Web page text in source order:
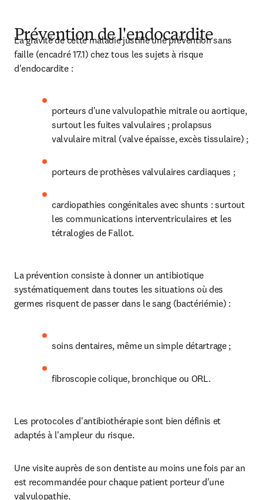
Prévention de l'endocardite
La gravité de cette maladie justifie une prévention sans
faille (encadré 17.1) chez tous les sujets à risque
d'endocardite :
porteurs d'une valvulopathie mitrale ou aortique,
surtout les fuites valvulaires ; prolapsus
valvulaire mitral (valve épaisse, excès tissulaire) ;
porteurs de prothèses valvulaires cardiaques ;
cardiopathies congénitales avec shunts : surtout
les communications interventriculaires et les
tétralogies de Fallot.
La prévention consiste à donner un antibiotique
systématiquement dans toutes les situations où des
germes risquent de passer dans le sang (bactériémie) :
soins dentaires, même un simple détartrage ;
fibroscopie colique, bronchique ou ORL.
Les protocoles d'antibiothérapie sont bien définis et
adaptés à l'ampleur du risque.
Une visite auprès de son dentiste au moins une fois par an
est recommandée pour chaque patient porteur d'une
valvulopathie.